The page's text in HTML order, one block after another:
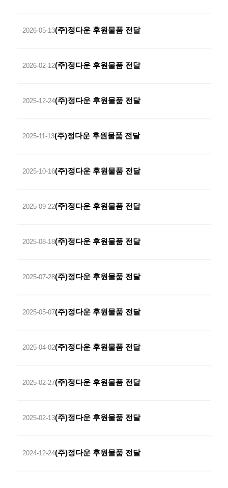
2026-05-13(주)정다운 후원물품 전달
2026-02-12(주)정다운 후원물품 전달
2025-12-24(주)정다운 후원물품 전달
2025-11-13(주)정다운 후원물품 전달
2025-10-16(주)정다운 후원물품 전달
2025-09-22(주)정다운 후원물품 전달
2025-08-18(주)정다운 후원물품 전달
2025-07-28(주)정다운 후원물품 전달
2025-05-07(주)정다운 후원물품 전달
2025-04-02(주)정다운 후원물품 전달
2025-02-27(주)정다운 후원물품 전달
2025-02-13(주)정다운 후원물품 전달
2024-12-24(주)정다운 후원물품 전달